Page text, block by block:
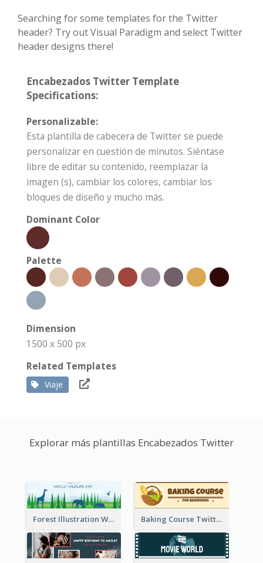
Searching for some templates for the Twitter
header? Try out Visual Paradigm and select Twitter
header designs there!
Encabezados Twitter Template
Specifications:
Personalizable:
Esta plantilla de cabecera de Twitter se puede
personalizar en cuestión de minutos. Siéntase
libre de editar su contenido, reemplazar la
imagen (s), cambiar los colores, cambiar los
bloques de diseño y mucho más.
Dominant Color
Palette
Dimension
1500 x 500 px
Related Templates
Viaje
Explorar más plantillas Encabezados Twitter
Forest Illustration World Wildlife Day Twitter Header Baking Course Twitter Header